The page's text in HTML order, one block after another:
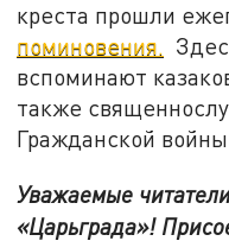
креста прошли
поминовения.
вспоминают
также
Гражданской
Уважаемые
«Царьграда»!